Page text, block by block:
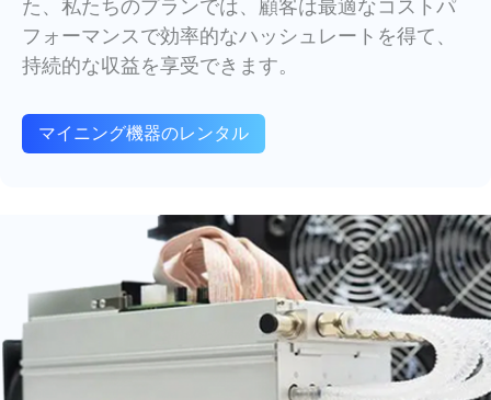
た、私たちのプランでは、顧客は最適なコストパ
フォーマンスで効率的なハッシュレートを得て、
持続的な収益を享受できます。
マイニング機器のレンタル